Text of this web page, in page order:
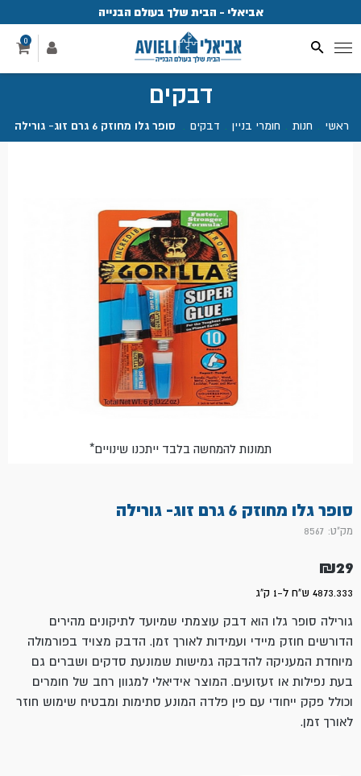
אביאלי - הבית שלך בעולם הבנייה
0
דבקים
ראשי חנות חומרי בניין דבקים סופר גלו מחוזק 6 גרם זוג- גורילה
סופר גלו מחוזק 6 גרם זוג- גורילה
מק"ט: 8567
₪29
4873.333 ש"ח ל-1 ק"ג
גורילה סופר גלו הוא דבק עוצמתי שמיועד לתיקונים מהירים
הדורשים חוזק מיידי ועמידות לאורך זמן. הדבק מצויד בפורמולה
מיוחדת המעניקה להדבקה גמישות שמונעת סדקים ושברים גם
בעת נפילות או זעזועים. המוצר אידיאלי למגוון רחב של חומרים
וכולל פקק ייחודי עם פין פלדה המונע סתימות ומבטיח שימוש חוזר
לאורך זמן.
*תמונות להמחשה בלבד ייתכנו שינויים